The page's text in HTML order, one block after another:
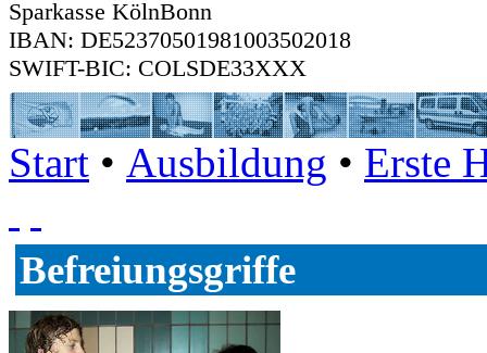
Sparkasse KölnBonn
IBAN: DE52370501981003502018
SWIFT-BIC: COLSDE33XXX
Start • Ausbildung • Erste
Befreiungsgriffe